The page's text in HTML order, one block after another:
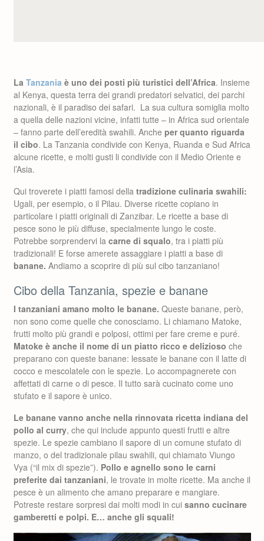
La Tanzania è uno dei posti più turistici dell’Africa. Insieme
al Kenya, questa terra dei grandi predatori selvatici, dei parchi
nazionali, è il paradiso dei safari. La sua cultura somiglia molto
a quella delle nazioni vicine, infatti tutte – in Africa sud orientale
– fanno parte dell’eredità swahili. Anche per quanto riguarda
il cibo. La Tanzania condivide con Kenya, Ruanda e Sud Africa
alcune ricette, e molti gusti li condivide con il Medio Oriente e
l’Asia.
Qui troverete i piatti famosi della tradizione culinaria swahili:
Ugali, per esempio, o il Pilau. Diverse ricette copiano in
particolare i piatti originali di Zanzibar. Le ricette a base di
pesce sono le più diffuse, specialmente lungo le coste.
Potrebbe sorprendervi la carne di squalo, tra i piatti più
tradizionali! E forse amerete assaggiare i piatti a base di
banane. Andiamo a scoprire di più sul cibo tanzaniano!
Cibo della Tanzania, spezie e banane
I tanzaniani amano molto le banane. Queste banane, però,
non sono come quelle che conosciamo. Li chiamano Matoke,
frutti molto più grandi e polposi, ottimi per fare creme e puré.
Matoke è anche il nome di un piatto ricco e delizioso che
preparano con queste banane: lessate le banane con il latte di
cocco e mescolatele con le spezie. Lo accompagnerete con
affettati di carne o di pesce. Il tutto sarà cucinato come uno
stufato e il sapore è unico.
Le banane vanno anche nella rinnovata ricetta indiana del
pollo al curry, che qui include appunto questi frutti e altre
spezie. Le spezie cambiano il sapore di un comune stufato di
manzo, o del tradizionale pilau swahili, qui chiamato Viungo
Vya (“il mix di spezie”). Pollo e agnello sono le carni
preferite dai tanzaniani, le trovate in molte ricette. Ma anche il
pesce è un alimento che amano preparare e mangiare.
Potreste restare sorpresi dai molti modi in cui sanno cucinare
gamberetti e polpi. E… anche gli squali!